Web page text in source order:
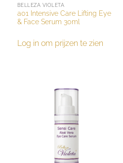
BELLEZA VIOLETA
a01 Intensive Care Lifting Eye
& Face Serum 30ml
Log in om prijzen te zien